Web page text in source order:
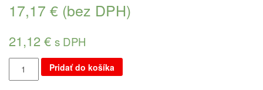
17,17 € (bez DPH)
21,12€ s DPH
Pridať do košíka